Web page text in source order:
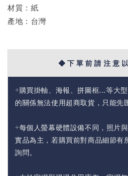
材質：紙
產地：台灣
◆ 下 單 前 請 注 意
+購買掛軸、海報、拼圖框...等大
的關係無法使用超商取貨，只能先
+每個人螢幕硬體設備不同，照片
實品為主，若購買前對商品細節有
詢問。